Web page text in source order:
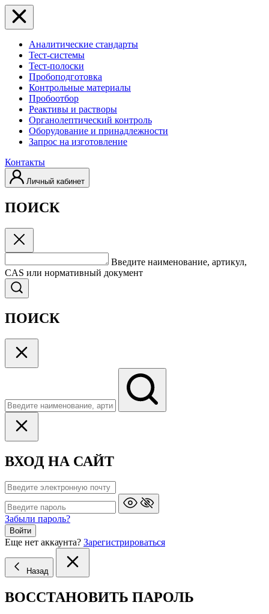
Аналитические стандарты
Тест-системы
Тест-полоски
Пробоподготовка
Контрольные материалы
Пробоотбор
Реактивы и растворы
Органолептический контроль
Оборудование и принадлежности
Запрос на изготовление
Контакты
Личный кабинет
ПОИСК
Введите наименование, артикул,
CAS или нормативный документ
ПОИСК
ВХОД НА САЙТ
Забыли пароль?
Войти
Еще нет аккаунта? Зарегистрироваться
Назад
ВОССТАНОВИТЬ ПАРОЛЬ